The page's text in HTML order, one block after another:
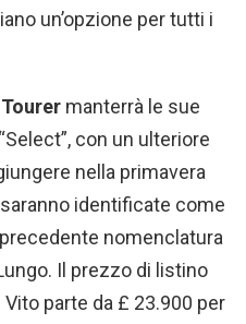
un’opzione per tutti i
manterrà le sue
con un ulteriore
nella primavera
identificate come
nomenclatura
Il prezzo di listino
parte da £ 23.900 per